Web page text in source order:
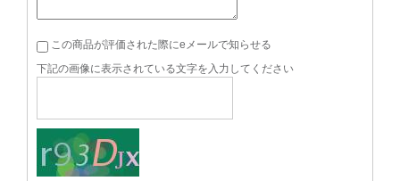
この商品が評価された際にeメールで知らせる
下記の画像に表示されている文字を入力してください